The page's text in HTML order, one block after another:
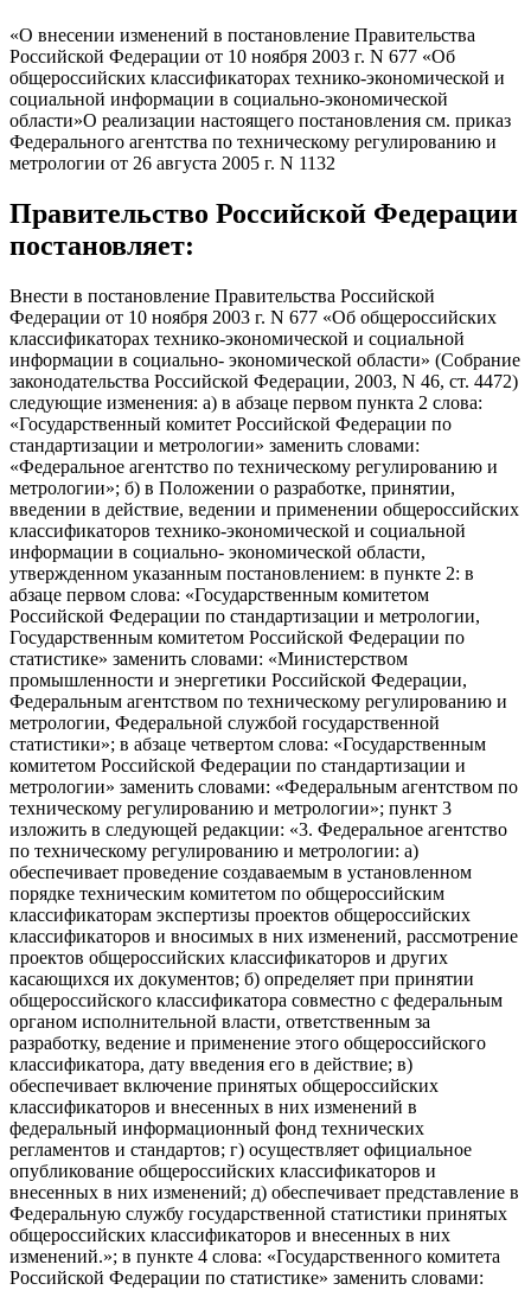
«О внесении изменений в постановление Правительства
Российской Федерации от 10 ноября 2003 г. N 677 «Об
общероссийских классификаторах технико-экономической и
социальной информации в социально-экономической
области»О реализации настоящего постановления см. приказ
Федерального агентства по техническому регулированию и
метрологии от 26 августа 2005 г. N 1132
Правительство Российской Федерации
постановляет:
Внести в постановление Правительства Российской
Федерации от 10 ноября 2003 г. N 677 «Об общероссийских
классификаторах технико-экономической и социальной
информации в социально- экономической области» (Собрание
законодательства Российской Федерации, 2003, N 46, ст. 4472)
следующие изменения: а) в абзаце первом пункта 2 слова:
«Государственный комитет Российской Федерации по
стандартизации и метрологии» заменить словами:
«Федеральное агентство по техническому регулированию и
метрологии»; б) в Положении о разработке, принятии,
введении в действие, ведении и применении общероссийских
классификаторов технико-экономической и социальной
информации в социально- экономической области,
утвержденном указанным постановлением: в пункте 2: в
абзаце первом слова: «Государственным комитетом
Российской Федерации по стандартизации и метрологии,
Государственным комитетом Российской Федерации по
статистике» заменить словами: «Министерством
промышленности и энергетики Российской Федерации,
Федеральным агентством по техническому регулированию и
метрологии, Федеральной службой государственной
статистики»; в абзаце четвертом слова: «Государственным
комитетом Российской Федерации по стандартизации и
метрологии» заменить словами: «Федеральным агентством по
техническому регулированию и метрологии»; пункт 3
изложить в следующей редакции: «3. Федеральное агентство
по техническому регулированию и метрологии: а)
обеспечивает проведение создаваемым в установленном
порядке техническим комитетом по общероссийским
классификаторам экспертизы проектов общероссийских
классификаторов и вносимых в них изменений, рассмотрение
проектов общероссийских классификаторов и других
касающихся их документов; б) определяет при принятии
общероссийского классификатора совместно с федеральным
органом исполнительной власти, ответственным за
разработку, ведение и применение этого общероссийского
классификатора, дату введения его в действие; в)
обеспечивает включение принятых общероссийских
классификаторов и внесенных в них изменений в
федеральный информационный фонд технических
регламентов и стандартов; г) осуществляет официальное
опубликование общероссийских классификаторов и
внесенных в них изменений; д) обеспечивает представление в
Федеральную службу государственной статистики принятых
общероссийских классификаторов и внесенных в них
изменений.»; в пункте 4 слова: «Государственного комитета
Российской Федерации по статистике» заменить словами: